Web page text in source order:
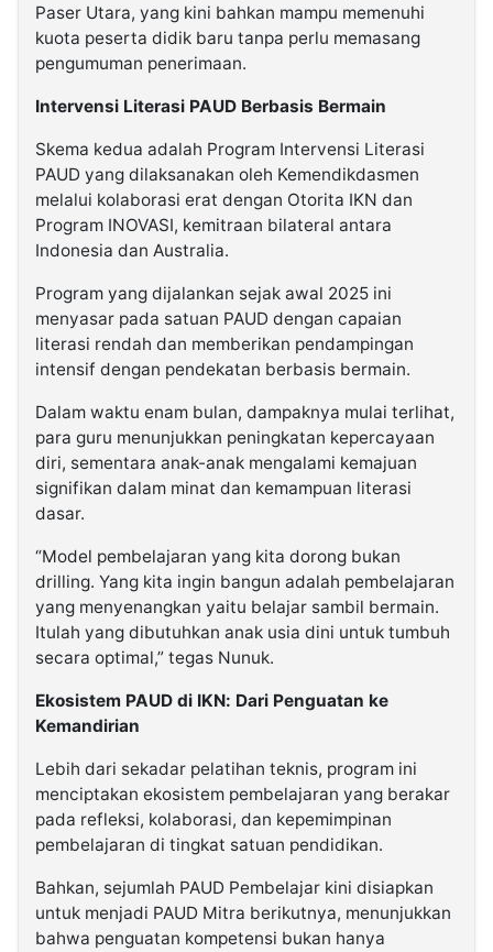
Paser Utara, yang kini bahkan mampu memenuhi
kuota peserta didik baru tanpa perlu memasang
pengumuman penerimaan.
Intervensi Literasi PAUD Berbasis Bermain
Skema kedua adalah Program Intervensi Literasi
PAUD yang dilaksanakan oleh Kemendikdasmen
melalui kolaborasi erat dengan Otorita IKN dan
Program INOVASI, kemitraan bilateral antara
Indonesia dan Australia.
Program yang dijalankan sejak awal 2025 ini
menyasar pada satuan PAUD dengan capaian
literasi rendah dan memberikan pendampingan
intensif dengan pendekatan berbasis bermain.
Dalam waktu enam bulan, dampaknya mulai terlihat,
para guru menunjukkan peningkatan kepercayaan
diri, sementara anak-anak mengalami kemajuan
signifikan dalam minat dan kemampuan literasi
dasar.
“Model pembelajaran yang kita dorong bukan
drilling. Yang kita ingin bangun adalah pembelajaran
yang menyenangkan yaitu belajar sambil bermain.
Itulah yang dibutuhkan anak usia dini untuk tumbuh
secara optimal,” tegas Nunuk.
Ekosistem PAUD di IKN: Dari Penguatan ke
Kemandirian
Lebih dari sekadar pelatihan teknis, program ini
menciptakan ekosistem pembelajaran yang berakar
pada refleksi, kolaborasi, dan kepemimpinan
pembelajaran di tingkat satuan pendidikan.
Bahkan, sejumlah PAUD Pembelajar kini disiapkan
untuk menjadi PAUD Mitra berikutnya, menunjukkan
bahwa penguatan kompetensi bukan hanya